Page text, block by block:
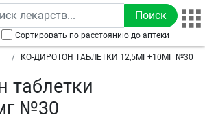
содержанию
Сортировать по расстоянию до аптеки
КО-ДИРОТОН ТАБЛЕТКИ 12,5МГ+10МГ №30
таблетки
№30